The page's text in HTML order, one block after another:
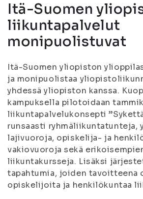
Itä-Suomen
liikuntapalvelut
monipuolistuvat
Itä-Suomen yliopiston
ja monipuolistaa
yhdessä yliopiston kanssa.
kampuksella pilotoidaan
liikuntapalvelukonsepti
runsaasti ryhmäliikuntatunteja,
lajivuoroja, opiskelija- ja
vakiovuoroja sekä
liikuntakursseja. Lisäksi
tapahtumia, joiden tavoitteena
opiskelijoita ja henkilökuntaa